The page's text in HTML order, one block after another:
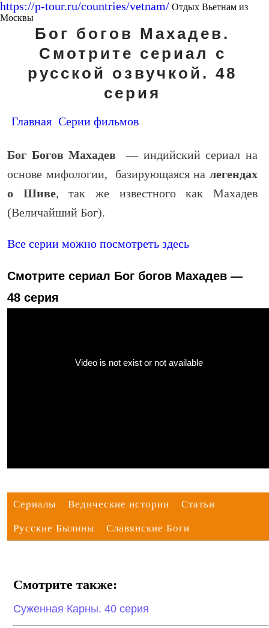
https://p-tour.ru/countries/vetnam/ Отдых Вьетнам из
Москвы
Бог богов Махадев.
Смотрите сериал с
русской озвучкой. 48
серия
Главная Серии фильмов
Бог Богов Махадев
— индийский сериал на
основе мифологии, базирующаяся налегендах
о Шиве, так же известного как Махадев
(Величайший Бог).
Все серии можно посмотреть здесь
Смотрите сериал Бог богов Махадев —
48 серия
Сериалы Ведические истории Статьи
Русские Былины Славянские Боги
Смотрите также:
Суженная Карны. 40 серия